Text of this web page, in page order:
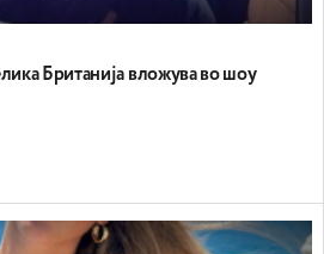
Британија вложува во шоу